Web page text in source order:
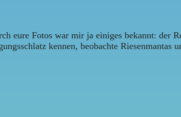
eure Fotos war mir ja einiges bekannt: der
kennen, beobachte Riesenmantas